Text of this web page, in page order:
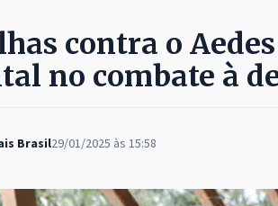
contra o
no combate à
Brasil29/01/2025 às 15:58